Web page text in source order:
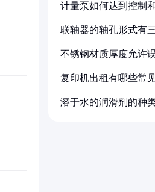
计量泵如何达到控制
联轴器的轴孔形式有
不锈钢材质厚度允许
复印机出租有哪些常
溶于水的润滑剂的种